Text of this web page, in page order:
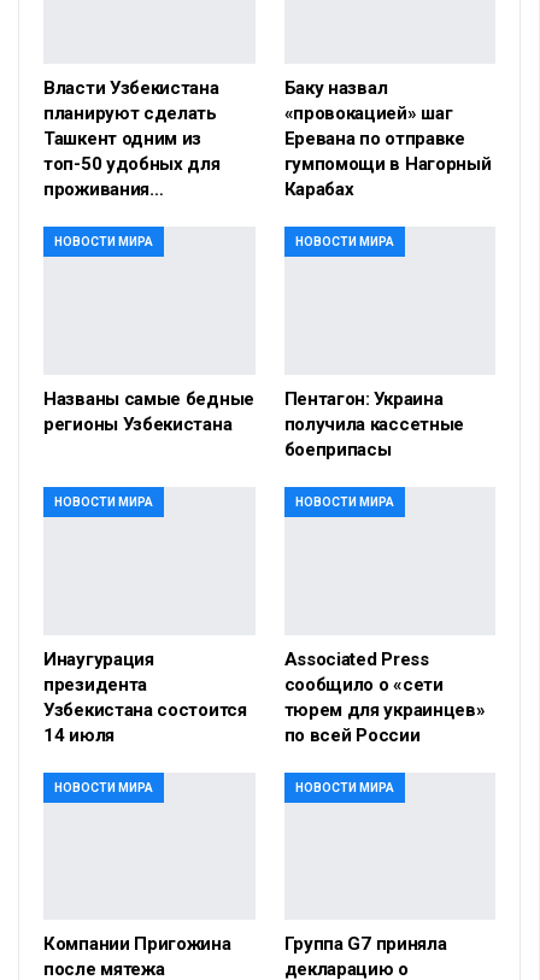
Власти Узбекистана
планируют сделать
Ташкент одним из
топ-50 удобных для
проживания…
Баку назвал
«провокацией» шаг
Еревана по отправке
гумпомощи в Нагорный
Карабах
НОВОСТИ МИРА
Названы самые бедные
регионы Узбекистана
НОВОСТИ МИРА
Пентагон: Украина
получила кассетные
боеприпасы
НОВОСТИ МИРА
Инаугурация
президента
Узбекистана состоится
14 июля
НОВОСТИ МИРА
Associated Press
сообщило о «сети
тюрем для украинцев»
по всей России
НОВОСТИ МИРА
Компании Пригожина
после мятежа
НОВОСТИ МИРА
Группа G7 приняла
декларацию о